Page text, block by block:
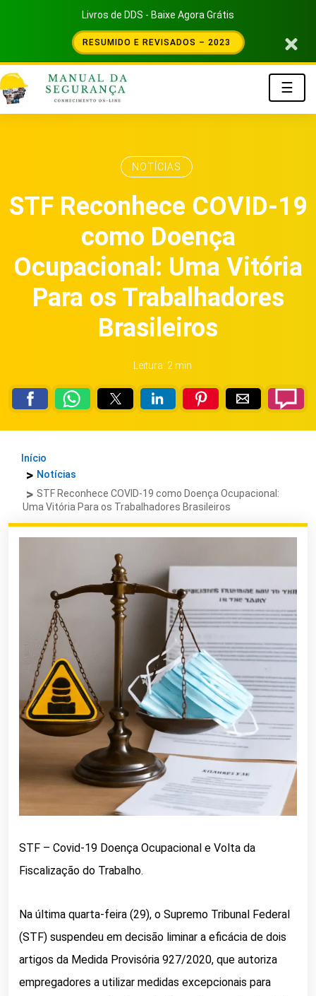
Livros de DDS - Baixe Agora Grátis
RESUMIDO E REVISADOS – 2023
☰
NOTÍCIAS
STF Reconhece COVID-19
como Doença
Ocupacional: Uma Vitória
Para os Trabalhadores
Brasileiros
Leitura: 2 min
Início
Notícias
STF Reconhece COVID-19 como Doença Ocupacional:
Uma Vitória Para os Trabalhadores Brasileiros
STF – Covid-19 Doença Ocupacional e Volta da
Fiscalização do Trabalho.
Na última quarta-feira (29), o Supremo Tribunal Federal
(STF) suspendeu em decisão liminar a eficácia de dois
artigos da Medida Provisória 927/2020, que autoriza
empregadores a utilizar medidas excepcionais para